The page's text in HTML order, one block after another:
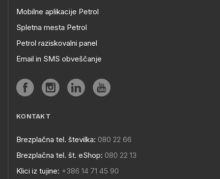
Mobilne aplikacije Petrol
Spletna mesta Petrol
Petrol raziskovalni panel
Email in SMS obveščanje
KONTAKT
Brezplačna tel. številka: 080 22 66
Brezplačna tel. št. eShop: 080 22 13
Klici iz tujine: +386 14 71 45 90